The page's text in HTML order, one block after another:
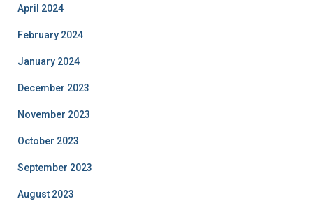
April 2024
February 2024
January 2024
December 2023
November 2023
October 2023
September 2023
August 2023